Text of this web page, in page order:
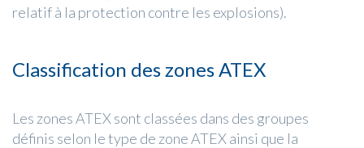
relatif à la protection contre les explosions).
Classification des zones ATEX
Les zones ATEX sont classées dans des groupes
définis selon le type de zone ATEX ainsi que la